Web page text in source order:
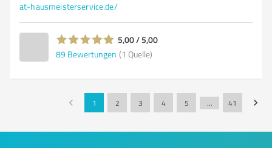
at-hausmeisterservice.de/
5,00 / 5,00
89 Bewertungen (1 Quelle)
1 2 3 4 5 … 41